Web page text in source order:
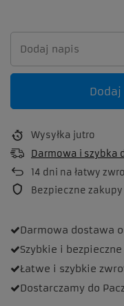
Dodaj
Wysyłka jutro
Darmowa i szybka
14 dni na łatwy
Bezpieczne zakupy
Darmowa dostawa
Szybkie i bezpieczne
Łatwe i szybkie
Dostarczamy do